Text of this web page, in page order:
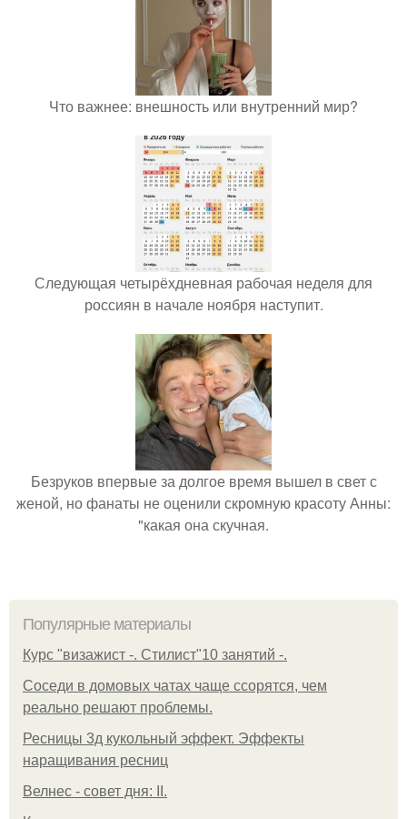
Что важнее: внешность или внутренний мир?
Следующая четырёхдневная рабочая неделя для
россиян в начале ноября наступит.
Безруков впервые за долгое время вышел в свет с
женой, но фанаты не оценили скромную красоту Анны:
"какая она скучная.
Популярные материалы
Курс "визажист -. Стилист"10 занятий -.
Соседи в домовых чатах чаще ссорятся, чем
реально решают проблемы.
Ресницы 3д кукольный эффект. Эффекты
наращивания ресниц
Велнес - совет дня: II.